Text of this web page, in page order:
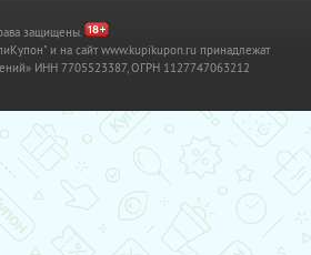
защищены.
и на сайт www.kupikupon.ru принадлежат
ИНН 7705523387, ОГРН 1127747063212